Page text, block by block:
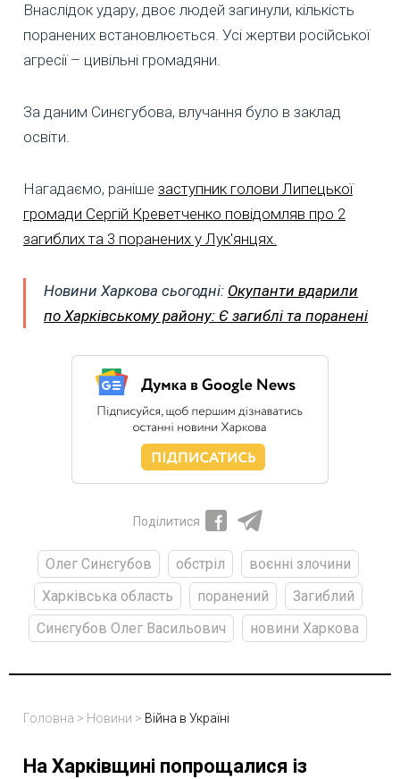
Внаслідок удару, двоє людей загинули, кількість
поранених встановлюється. Усі жертви російської
агресії – цивільні громадяни.
За даним Синєгубова, влучання було в заклад
освіти.
Нагадаємо, раніше заступник голови Липецької
громади Сергій Креветченко повідомляв про 2
загиблих та 3 поранених у Лук'янцях.
Новини Харкова сьогодні: Окупанти вдарили
по Харківському району: Є загиблі та поранені
Поділитися
Олег Синєгубов обстріл
воєнні злочини
Харківська область
поранений
Загиблий
Синєгубов Олег Васильович
новини Харкова
Головна > Новини > Війна в Україні
На Харківщині попрощалися із